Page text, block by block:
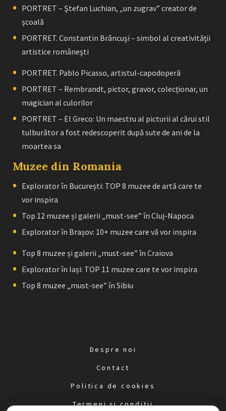
PORTRET – Ştefan Luchian, „un zugrav” creator de
școală
PORTRET. Constantin Brâncuşi – simbol al creativităţii
artistice româneşti
PORTRET. Pablo Picasso, artistul-capodoperă
PORTRET – Rembrandt, pictor, gravor, colecţionar, un
magician al culorilor
PORTRET – El Greco: Un maestru al picturii al cărui stil
tulburător a fost redescoperit după sute de ani de la
moartea sa
Muzee din Romania
Explorator în București: TOP 8 muzee de artă care te
vor inspira
Top 12 muzee și galerii „must-see” în Cluj-Napoca
Explorator în Brașov: 10+ muzee care vă vor inspira
Top 8 muzee și galerii „must-see” în Craiova
Explorator în Iași: TOP 11 muzee care te vor inspira
Top 8 muzee „must-see” în Sibiu
Despre noi
Contact
Politica de cookies
Termeni și condiții